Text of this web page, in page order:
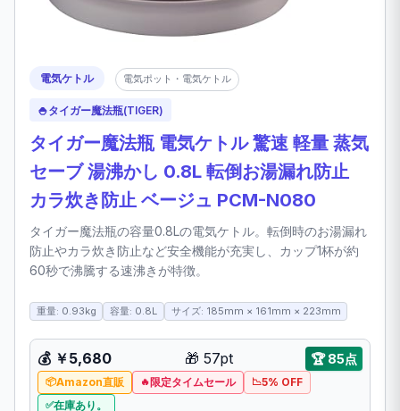
電気ケトル 電気ポット・電気ケトル
🍚タイガー魔法瓶(TIGER)
タイガー魔法瓶 電気ケトル 驚速 軽量 蒸気
セーブ 湯沸かし 0.8L 転倒お湯漏れ防止
カラ炊き防止 ベージュ PCM-N080
タイガー魔法瓶の容量0.8Lの電気ケトル。転倒時のお湯漏れ
防止やカラ炊き防止など安全機能が充実し、カップ1杯が約
60秒で沸騰する速沸きが特徴。
重量: 0.93kg 容量: 0.8L サイズ: 185mm × 161mm × 223mm
💰 ￥5,680 🎁 57pt 🏆85点
Amazon直販 限定タイムセール
5% OFF
在庫あり。